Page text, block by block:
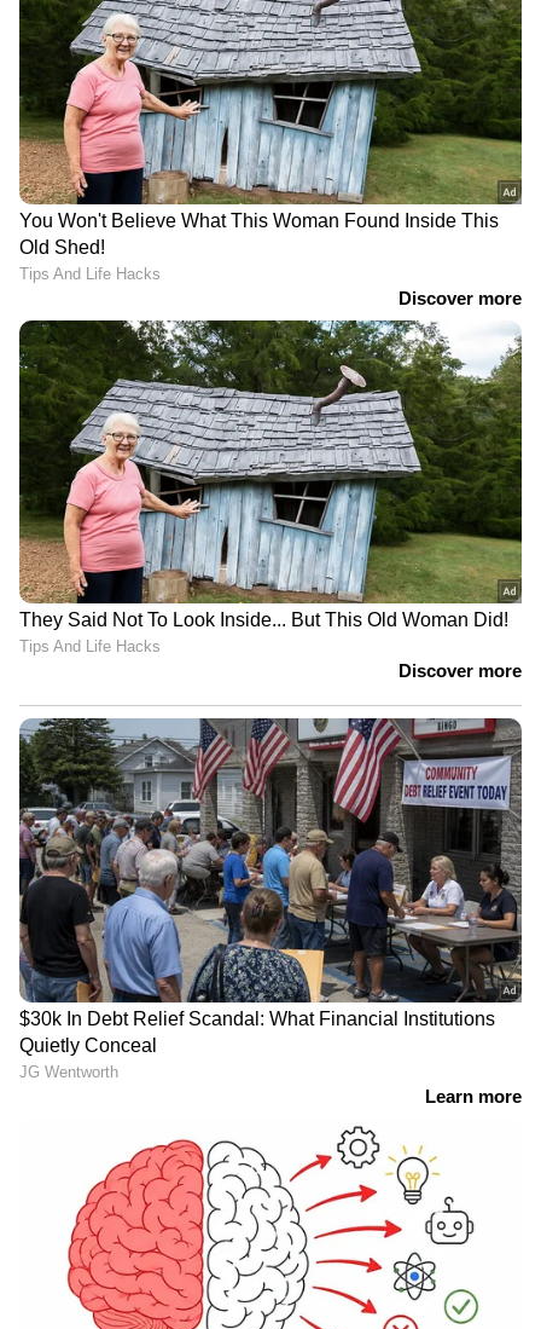
പങ്കുവെക്കണം.
പത്താംക്ലാസില്‍ പഠിപ്പിച്ച ട്യൂഷന്‍ ടീച്ചര്‍ക്ക്
വാട്ട്സ്ആപ്പ് മെസേജ് അയച്ച് വിദ്യാര്‍ത്ഥി;
വൈറലായി, കാരണം
പത്താം വാര്‍ഷികം ആഘോഷമാക്കി
ഗൂഗിള്‍ പ്ലേ സ്റ്റോര്‍ ; പുതിയ ഓഫറുകള്‍
മാധ്യമപ്രവർത്തകരുടെയും ട്വീറ്റുകൾ
ബ്ലോക്ക് ചെയ്യാന്‍ ആവശ്യപ്പെട്ട
രാജ്യങ്ങളില്‍ ഇന്ത്യ ഒന്നാമതെന്ന് ട്വിറ്റര്‍
LATEST VIDEOS
എറണാകുളം മുതൽ കണ്ണൂർ വരെ
പൊലീസിനെ വെല്ലുവിളിച്ച് യാത്ര;
ഒടുവിൽ അർജുൻ ആയങ്കി
അറസ്റ്റിൽ | Kannur
'പൊലീസിനെതിരായുള്ള
വെല്ലുവിളിയല്ല, ആവശ്യപ്പെടലാണ്':
അര്‍ജുൻ ആയങ്കിയെ സൈബര്‍
സ്റ്റേഷനിലെത്തിച്ചു